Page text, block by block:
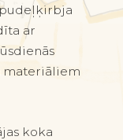
ar
materiāliem
koka